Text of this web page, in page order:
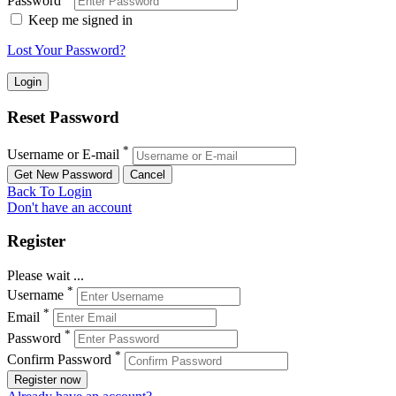
Keep me signed in
Lost Your Password?
Reset Password
Username or E-mail *
Back To Login
Don't have an account
Register
Please wait ...
Username *
Email *
Password *
Confirm Password *
Register now